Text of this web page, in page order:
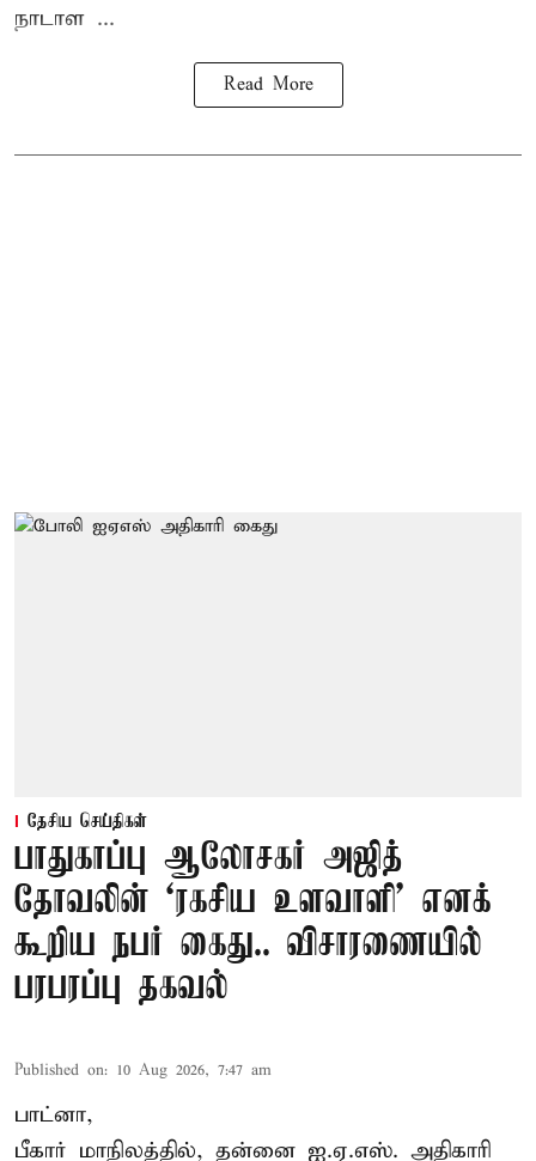
நாடாள ...
Read More
தேசிய செய்திகள்
பாதுகாப்பு ஆலோசகர் அஜித்
தோவலின் ‘ரகசிய உளவாளி’ எனக்
கூறிய நபர் கைது.. விசாரணையில்
பரபரப்பு தகவல்
Published on: 10 Aug 2026, 7:47 am
பாட்னா,
பீகார் மாநிலத்தில், தன்னை ஐ.ஏ.எஸ். அதிகாரி